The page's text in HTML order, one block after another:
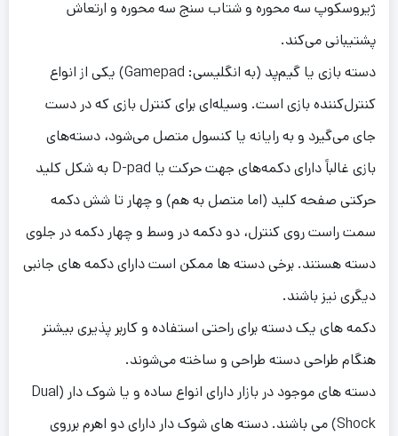
ژیروسکوپ سه محوره و شتاب سنج سه محوره و ارتعاش
پشتیبانی می‌کند.
دسته بازی یا گیم‌پد (به انگلیسی: Gamepad) یکی از انواع
کنترل‌کننده بازی است. وسیله‌ای برای کنترل بازی که در دست
جای می‌گیرد و به رایانه یا کنسول متصل می‌شود، دسته‌های
بازی غالباً دارای دکمه‌های جهت حرکت یا D-pad به شکل کلید
حرکتی صفحه کلید (اما متصل به هم) و چهار تا شش دکمه
سمت راست روی کنترل، دو دکمه در وسط و چهار دکمه در جلوی
دسته هستند. برخی دسته ها ممکن است دارای دکمه های جانبی
دیگری نیز باشند.
دکمه های یک دسته برای راحتی استفاده و کاربر پذیری بیشتر
هنگام طراحی دسته طراحی و ساخته می‌شوند.
دسته های موجود در بازار دارای انواع ساده و یا شوک دار (Dual
Shock) می باشند. دسته های شوک دار دارای دو اهرم برروی